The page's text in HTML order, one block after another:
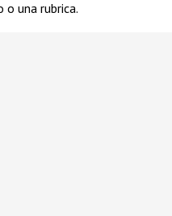
una rubrica.